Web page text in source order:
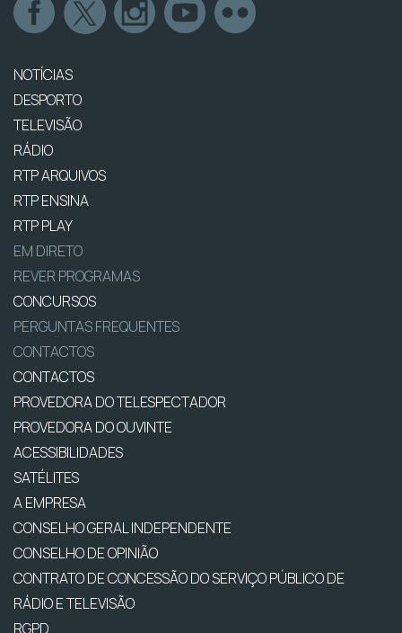
NOTÍCIAS
DESPORTO
TELEVISÃO
RÁDIO
RTP ARQUIVOS
RTP ENSINA
RTP PLAY
EM DIRETO
REVER PROGRAMAS
CONCURSOS
PERGUNTAS FREQUENTES
CONTACTOS
CONTACTOS
PROVEDORA DO TELESPECTADOR
PROVEDORA DO OUVINTE
ACESSIBILIDADES
SATÉLITES
A EMPRESA
CONSELHO GERAL INDEPENDENTE
CONSELHO DE OPINIÃO
CONTRATO DE CONCESSÃO DO SERVIÇO PÚBLICO DE
RÁDIO E TELEVISÃO
RGPD